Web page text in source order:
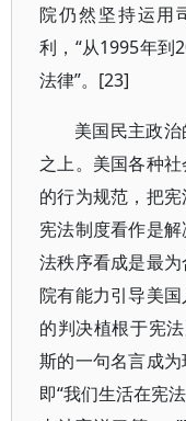
院仍然坚持运用
利，“从1995年到
法律”。[23]
美国民主政
之上。美国各种
的行为规范，把
宪法制度看作是
法秩序看成是最
院有能力引导美
的判决植根于宪
斯的一句名言成
即“我们生活在宪